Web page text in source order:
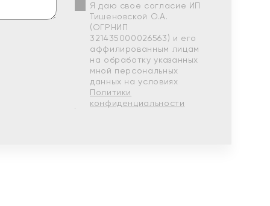
Я даю свое согласие ИП
Тишеновской О.А.
(ОГРНИП
321435000026563) и его
аффилированным лицам
на обработку указанных
мной персональных
данных на условиях
Политики
конфиденциальности